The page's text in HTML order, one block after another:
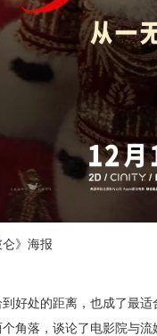
》海报
好处的距离，也成了最
角落，谈论了电影院与